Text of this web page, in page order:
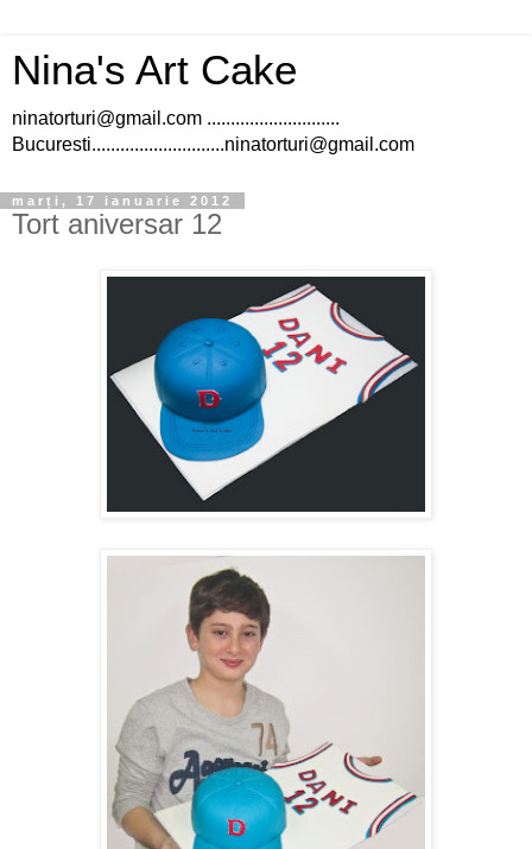
Nina's Art Cake
ninatorturi@gmail.com ............................
Bucuresti............................ninatorturi@gmail.com
marți, 17 ianuarie 2012
Tort aniversar 12